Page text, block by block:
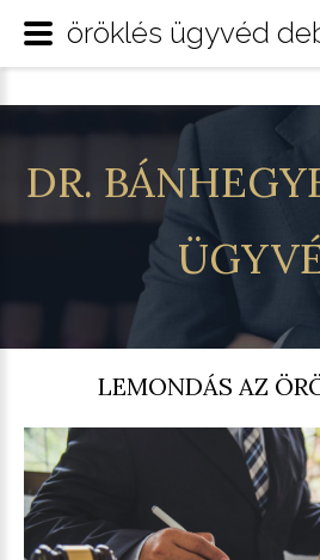
DR.
LEMONDÁS AZ
öröklés ügyvéd